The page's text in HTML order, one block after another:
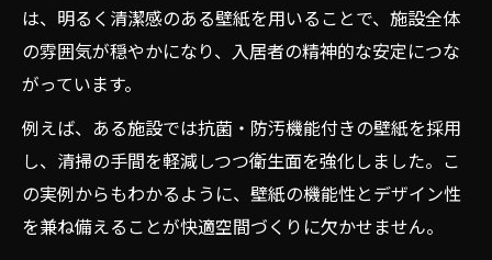
は、明るく清潔感のある壁紙を用いることで、施設全体
の雰囲気が穏やかになり、入居者の精神的な安定につな
がっています。
例えば、ある施設では抗菌・防汚機能付きの壁紙を採用
し、清掃の手間を軽減しつつ衛生面を強化しました。こ
の実例からもわかるように、壁紙の機能性とデザイン性
を兼ね備えることが快適空間づくりに欠かせません。